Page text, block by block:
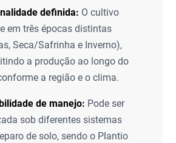
definida: O cultivo
em três épocas distintas
Seca/Safrinha e Inverno),
a produção ao longo do
a região e o clima.
de manejo: Pode ser
sob diferentes sistemas
de solo, sendo o Plantio